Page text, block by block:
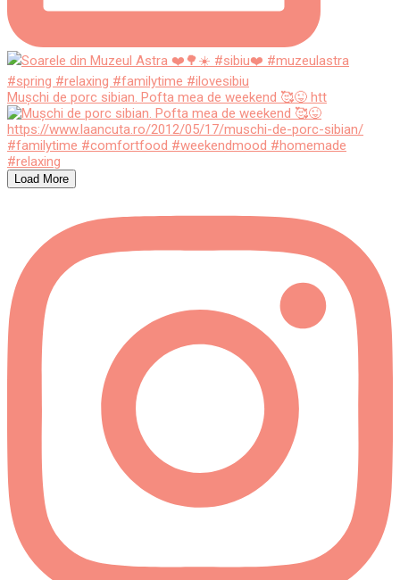
Mușchi de porc sibian. Pofta mea de weekend 🥰😜 htt
Load More